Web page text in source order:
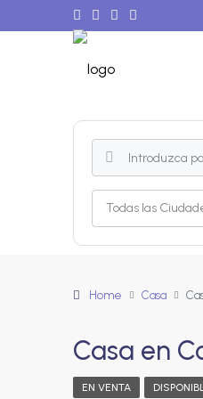
Todas las
Home Casa
Casa en
EN VENTA